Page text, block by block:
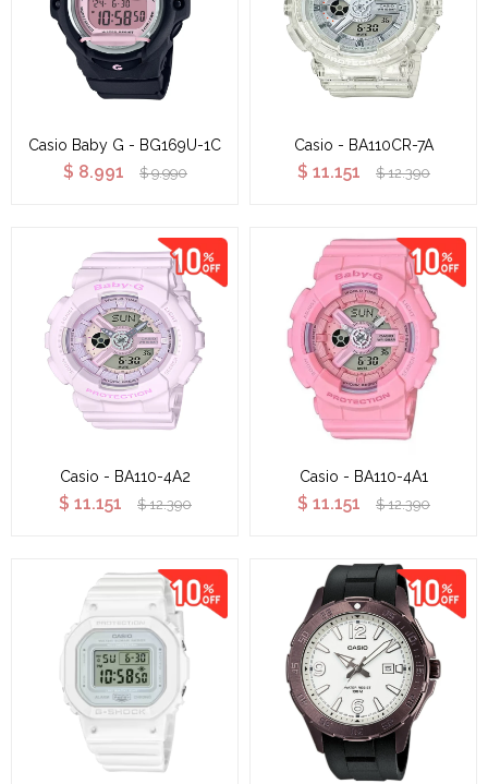
Casio Baby G - BG169U-1C
$ 8.991 $ 9.990
Casio - BA110CR-7A
$ 11.151 $ 12.390
Casio - BA110-4A2
$ 11.151 $ 12.390
Casio - BA110-4A1
$ 11.151 $ 12.390